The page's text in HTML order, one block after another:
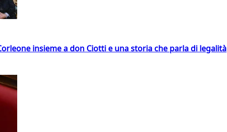
insieme a don Ciotti e una storia che parla di legalità